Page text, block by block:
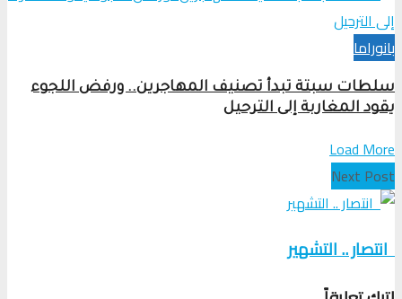
بانوراما
سلطات سبتة تبدأ تصنيف المهاجرين.. ورفض اللجوء
يقود المغاربة إلى الترحيل
Load More
Next Post
انتصار .. التشهير